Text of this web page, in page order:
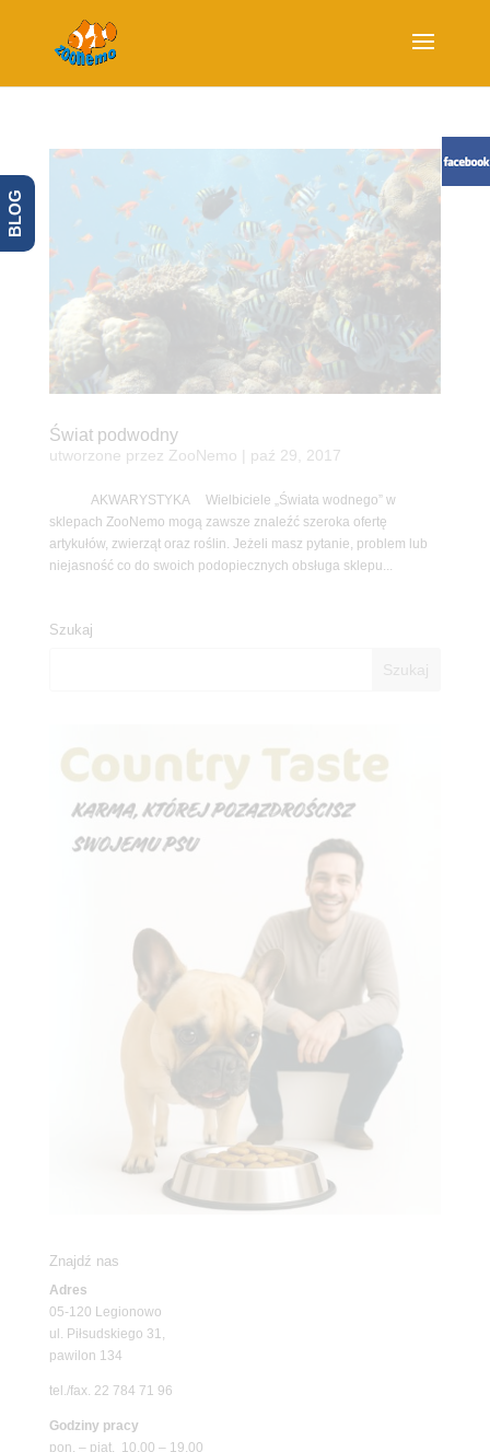
Świat podwodny
utworzone przez ZooNemo paź 29, 2017
AKWARYSTYKA Wielbiciele „Świata wodnego” w
sklepach ZooNemo mogą zawsze znaleźć szeroka ofertę
artykułów, zwierząt oraz roślin. Jeżeli masz pytanie, problem lub
niejasność co do swoich podopiecznych obsługa sklepu...
Szukaj
Znajdź nas
Adres
05-120 Legionowo
ul. Piłsudskiego 31,
pawilon 134
tel./fax. 22 784 71 96
Godziny pracy
pon. – piąt. 10.00 – 19.00
BLOG